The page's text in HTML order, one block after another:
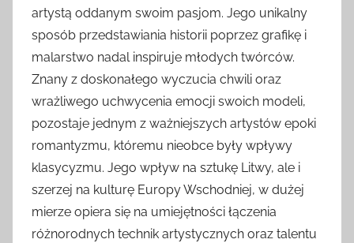
artystą oddanym swoim pasjom. Jego unikalny
sposób przedstawiania historii poprzez grafikę i
malarstwo nadal inspiruje młodych twórców.
Znany z doskonałego wyczucia chwili oraz
wrażliwego uchwycenia emocji swoich modeli,
pozostaje jednym z ważniejszych artystów epoki
romantyzmu, któremu nieobce były wpływy
klasycyzmu. Jego wpływ na sztukę Litwy, ale i
szerzej na kulturę Europy Wschodniej, w dużej
mierze opiera się na umiejętności łączenia
różnorodnych technik artystycznych oraz talentu